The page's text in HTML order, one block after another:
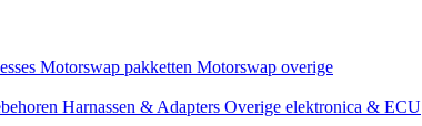
Motorswap pakketten Motorswap overige
Harnassen & Adapters Overige elektronica & ECU